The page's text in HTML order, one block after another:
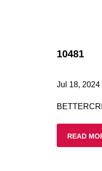
10481
Jul 18, 2024
READ